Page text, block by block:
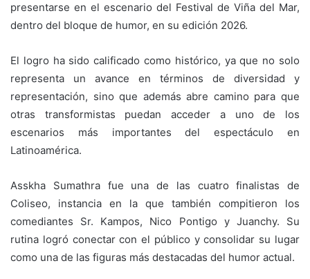
presentarse en el escenario del Festival de Viña del Mar,
dentro del bloque de humor, en su edición 2026.
El logro ha sido calificado como histórico, ya que no solo
representa un avance en términos de diversidad y
representación, sino que además abre camino para que
otras transformistas puedan acceder a uno de los
escenarios más importantes del espectáculo en
Latinoamérica.
Asskha Sumathra fue una de las cuatro finalistas de
Coliseo, instancia en la que también compitieron los
comediantes Sr. Kampos, Nico Pontigo y Juanchy. Su
rutina logró conectar con el público y consolidar su lugar
como una de las figuras más destacadas del humor actual.